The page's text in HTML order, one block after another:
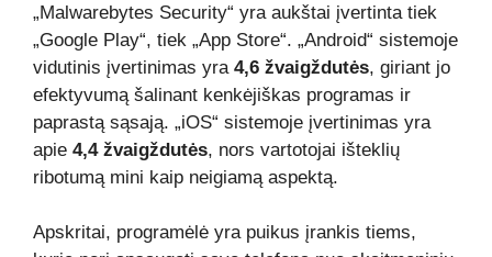
„Malwarebytes Security“ yra aukštai įvertinta tiek
„Google Play“, tiek „App Store“. „Android“ sistemoje
vidutinis įvertinimas yra 4,6 žvaigždutės, giriant jo
efektyvumą šalinant kenkėjiškas programas ir
paprastą sąsają. „iOS“ sistemoje įvertinimas yra
apie 4,4 žvaigždutės, nors vartotojai išteklių
ribotumą mini kaip neigiamą aspektą.
Apskritai, programėlė yra puikus įrankis tiems,